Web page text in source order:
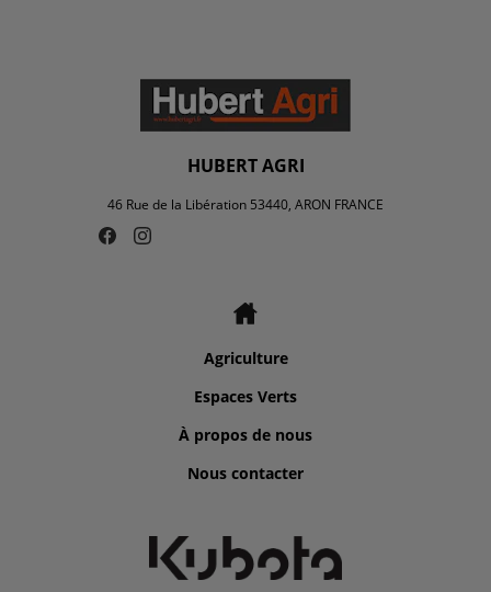
HUBERT AGRI
46 Rue de la Libération 53440, ARON FRANCE
Agriculture
Espaces Verts
À propos de nous
Nous contacter